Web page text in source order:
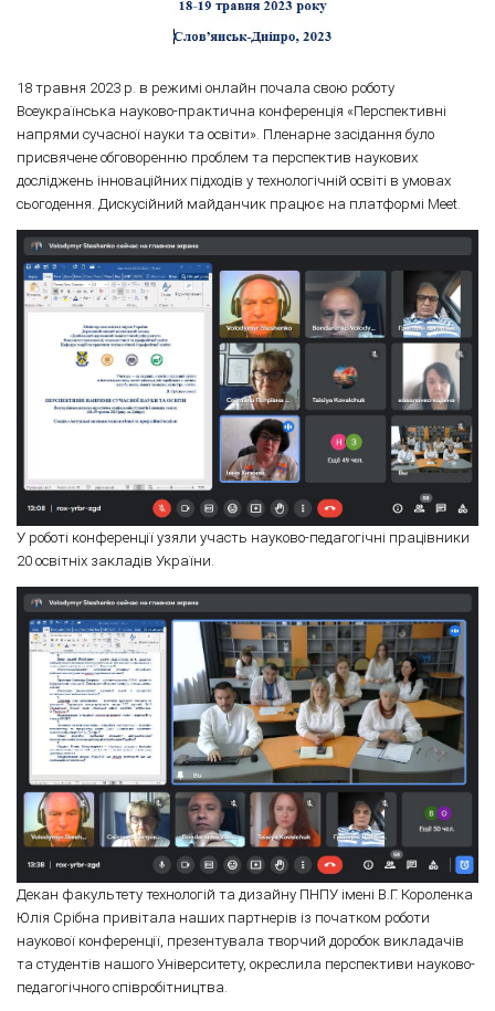
18 травня 2023 р. в режимі онлайн почала свою роботу
Всеукраїнська науково-практична конференція «Перспективні
напрями сучасної науки та освіти». Пленарне засідання було
присвячене обговоренню проблем та перспектив наукових
досліджень інноваційних підходів у технологічній освіті в умовах
сьогодення. Дискусійний майданчик працює на платформі Meet.
У роботі конференції узяли участь науково-педагогічні працівники
20 освітніх закладів України.
Декан факультету технологій та дизайну ПНПУ імені В.Г. Короленка
Юлія Срібна привітала наших партнерів із початком роботи
наукової конференції, презентувала творчий доробок викладачів
та студентів нашого Університету, окреслила перспективи науково-
педагогічного співробітництва.